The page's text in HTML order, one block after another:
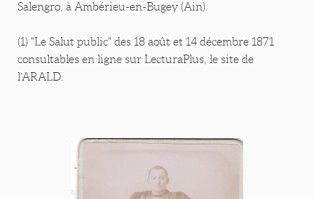
Salengro, à Ambérieu-en-Bugey (Ain).
(1) "Le Salut public" des 18 août et 14 décembre 1871
consultables en ligne sur LecturaPlus, le site de
l’ARALD.